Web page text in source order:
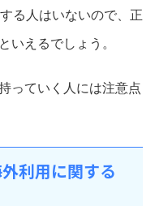
る人はいないので、正
いえるでしょう。
っていく人には注意点
利用に関する